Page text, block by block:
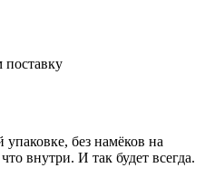
поставку
без намёков на
внутри. И так будет всегда.